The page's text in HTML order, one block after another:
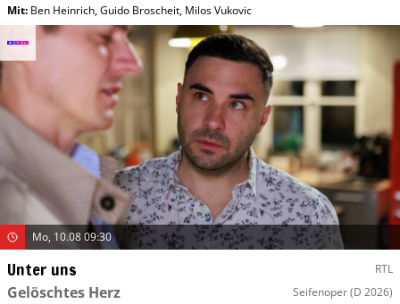
Mit: Ben Heinrich,Guido Broscheit, Milos Vukovic
Mo, 10.08 09:30
Unter uns RTL
Gelöschtes Herz Seifenoper(D 2026)